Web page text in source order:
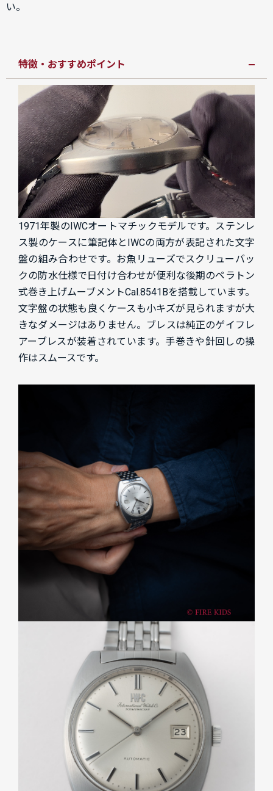
い。
特徴・おすすめポイント
1971年製のIWCオートマチックモデルです。ステンレ
ス製のケースに筆記体とIWCの両方が表記された文字
盤の組み合わせです。お魚リューズでスクリューバッ
クの防水仕様で日付け合わせが便利な後期のペラトン
式巻き上げムーブメントCal.8541Bを搭載しています。
文字盤の状態も良くケースも小キズが見られますが大
きなダメージはありません。ブレスは純正のゲイフレ
アーブレスが装着されています。手巻きや針回しの操
作はスムースです。